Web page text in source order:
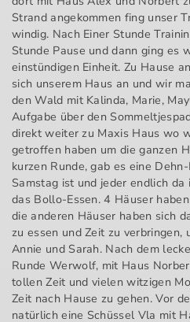
Strand angekommen fing unser
windig. Nach Einer Stunde
Stunde Pause und dann ging es
einstündigen Einheit. Zu Hause
sich unserem Haus an und wir
den Wald mit Kalinda, Marie,
Aufgabe über den
direkt weiter zu Maxis Haus wo
getroffen haben um die ganzen
kurzen Runde, gab es eine
Samstag ist und jeder endlich da
das Bollo-Essen. 4 Häuser
die anderen Häuser haben sich
zu essen und Zeit zu verbringen,
Annie und Sarah. Nach dem
Runde Werwolf, mit Haus
tollen Zeit und vielen witzigen
Zeit nach Hause zu gehen. Vor
natürlich eine Schüssel Vla mit